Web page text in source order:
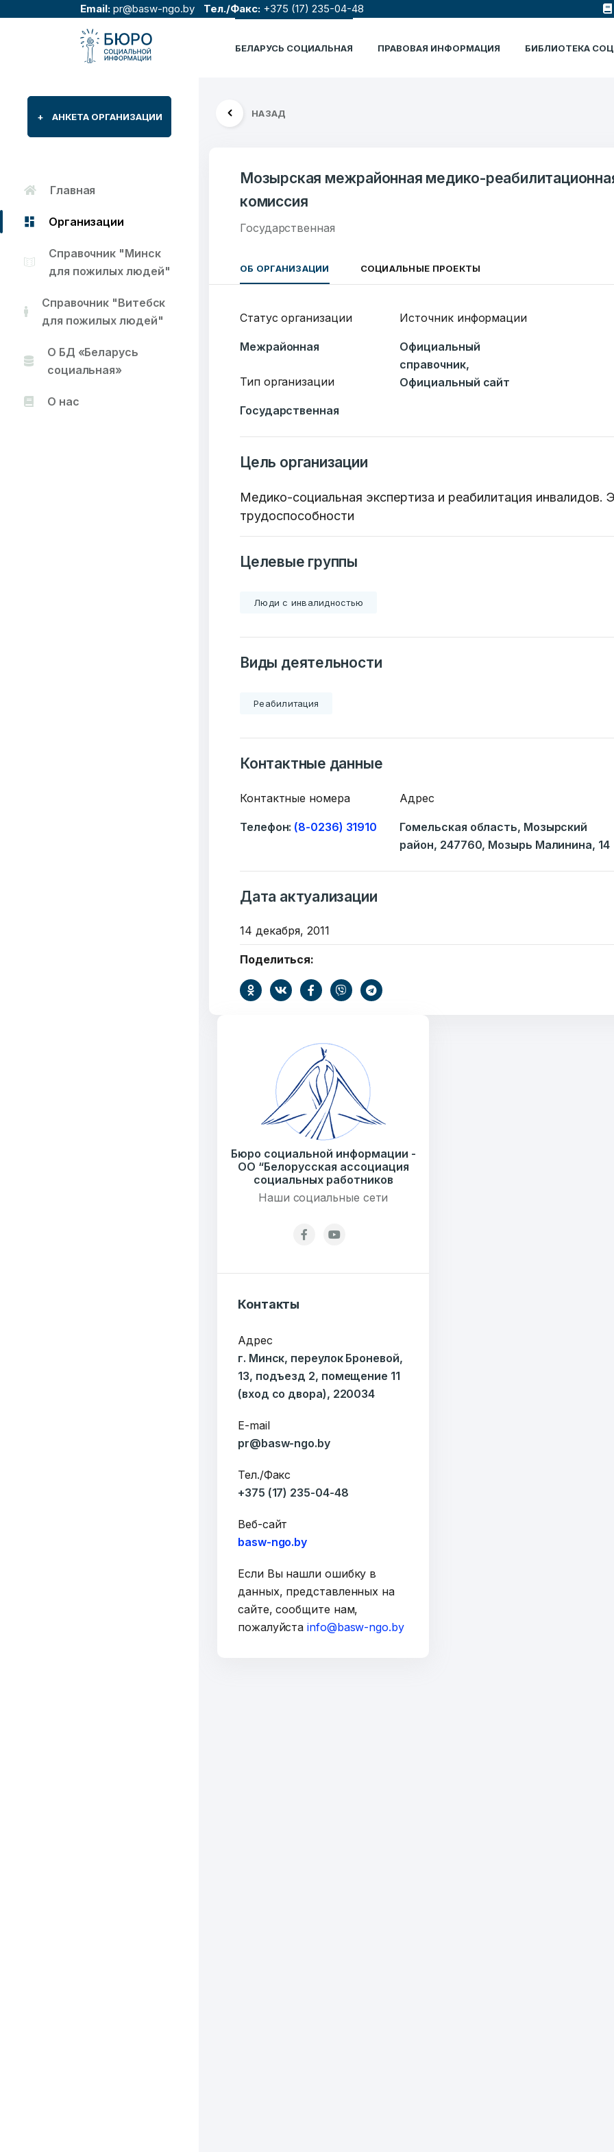
Email: pr@basw-ngo.by Тел./Факс: +375 (17) 235-04-48
БЕЛАРУСЬ СОЦИАЛЬНАЯ ПРАВОВАЯ ИНФОРМАЦИЯ БИБЛИОТЕКА
Добро
пожаловать
Бюро социальной информации
pr@basw-ngo.by
Организаций
7179
Тезисов
12
Фондов
+ АНКЕТА ОРГАНИЗАЦИИ
Главная
Организации
Справочник "Минск
для пожилых людей"
Справочник "Витебск
для пожилых людей"
О БД «Беларусь
социальная»
О нас
НАЗАД
Мозырская межрайонная медико-
комиссия
Государственная
ОБ ОРГАНИЗАЦИИ СОЦИАЛЬНЫЕ ПРОЕКТЫ
Статус организации
Межрайонная
Тип организации
Государственная
Источник информации
Официальный
справочник,
Официальный сайт
Цель организации
Медико-социальная экспертиза и реабилитация инвалидов.
трудоспособности
Целевые группы
Люди с инвалидностью
Виды деятельности
Реабилитация
Контактные данные
Контактные номера
Телефон: (8-0236) 31910
Адрес
Гомельская область, Мозырский
район, 247760, Мозырь Малинина, 14
Дата актуализации
14 декабря, 2011
Поделиться:
Бюро социальной информации -
ОО “Белорусская ассоциация
социальных работников
Наши социальные сети
Контакты
Адрес
г. Минск, переулок Броневой,
13, подъезд 2, помещение 11
(вход со двора), 220034
E-mail
pr@basw-ngo.by
Тел./Факс
+375 (17) 235-04-48
Веб-сайт
basw-ngo.by
Если Вы нашли ошибку в
данных, представленных на
сайте, сообщите нам,
пожалуйстаinfo@basw-ngo.by